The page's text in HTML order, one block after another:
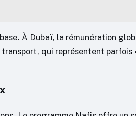
À Dubaï, la rémunération
qui représentent parfois